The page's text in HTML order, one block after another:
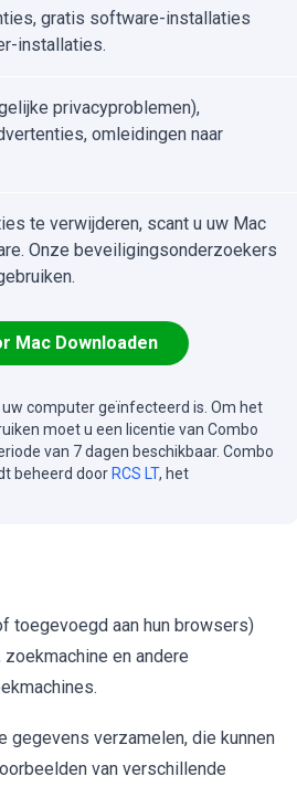
gratis software-installaties
installaties.
privacyproblemen),
omleidingen naar
te verwijderen, scant u uw Mac
Onze beveiligingsonderzoekers
Mac Downloaden
computer geïnfecteerd is. Om het
moet u een licentie van Combo
van 7 dagen beschikbaar. Combo
beheerd door RCS LT, het
toegevoegd aan hun browsers)
en andere
verzamelen, die kunnen
van verschillende